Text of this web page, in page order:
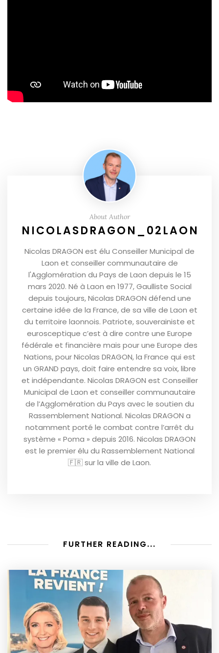
About Author
NICOLASDRAGON_02LAON
Nicolas DRAGON est élu Conseiller Municipal de
Laon et conseiller communautaire de
l'Agglomération du Pays de Laon depuis le 15
mars 2020. Né à Laon en 1977, Gaulliste Social
depuis toujours, Nicolas DRAGON défend une
certaine idée de la France, de sa ville de Laon et
du territoire laonnois. Patriote, souverainiste et
eurosceptique c’est à dire contre une Europe
fédérale et financière mais pour une Europe des
Nations, pour Nicolas DRAGON, la France qui est
un GRAND pays, doit faire entendre sa voix, libre
et indépendante. Nicolas DRAGON est Conseiller
Municipal de Laon et conseiller communautaire
de l’Agglomération du Pays avec le soutien du
Rassemblement National. Nicolas DRAGON a
notamment porté le combat contre l’arrêt du
système « Poma » depuis 2016. Nicolas DRAGON
est le premier élu du Rassemblement National
🇫🇷 sur la ville de Laon.
FURTHER READING...